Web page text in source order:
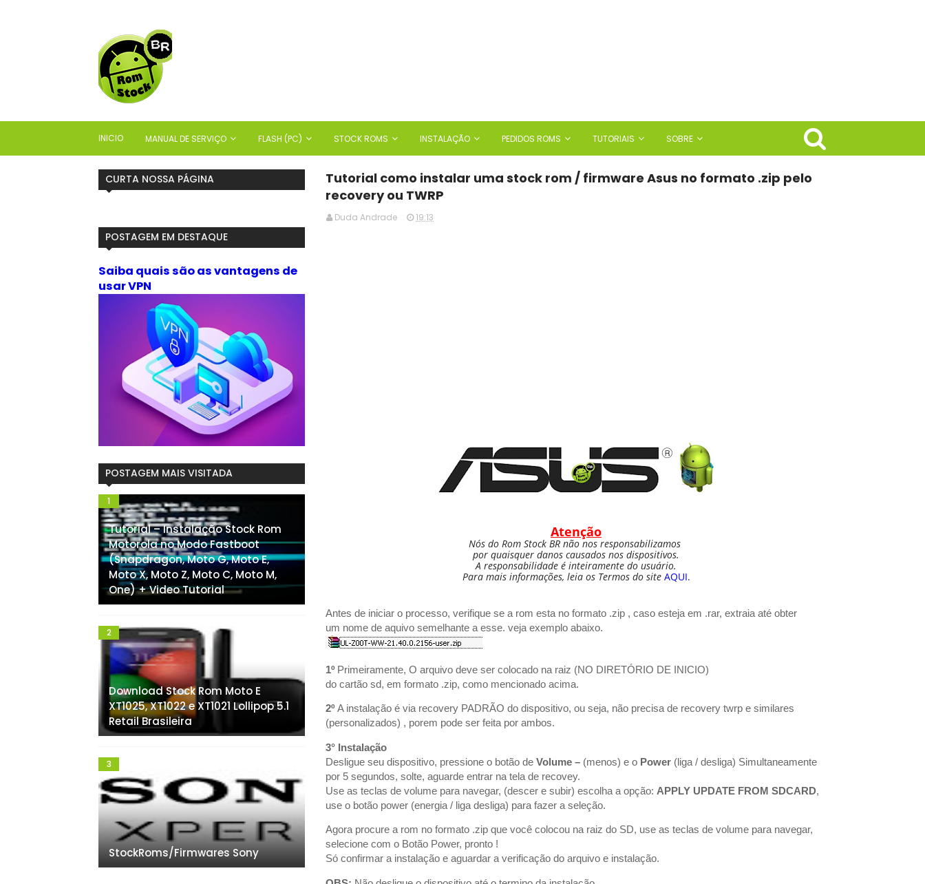
INICIO MANUAL DE SERVIÇO FLASH (PC) STOCK ROMS INSTALAÇÃO PEDIDOS ROMS TUTORIAIS SOBRE
Tutorial como instalar uma stock rom / firmware Asus no formato .zip pelo
recovery ou TWRP
Duda Andrade 19:13
Atenção
Nós do Rom Stock BR não nos responsabilizamos
por quaisquer danos causados nos dispositivos.
A responsabilidade é inteiramente do usuário.
Para mais informações, leia os Termos do site AQUI.
Antes de iniciar o processo, verifique se a rom esta no formato .zip , caso esteja em .rar, extraia até obter
um nome de aquivo semelhante a esse. veja exemplo abaixo.
1ºPrimeiramente, O arquivo deve ser colocado na raiz (NO DIRETÓRIO DE INICIO)
do cartão sd, em formato .zip, como mencionado acima.
2ºA instalação é via recovery PADRÃO do dispositivo, ou seja, não precisa de recovery twrp e similares
(personalizados) , porem pode ser feita por ambos.
3° Instalação
Desligue seu dispositivo, pressione o botão de Volume – (menos) e o Power (liga / desliga) Simultaneamente
por 5 segundos, solte, aguarde entrar na tela de recovey.
Use as teclas de volume para navegar, (descer e subir) escolha a opção: APPLY UPDATE FROM SDCARD,
use o botão power (energia / liga desliga) para fazer a seleção.
Agora procure a rom no formato .zip que você colocou na raiz do SD, use as teclas de volume para navegar,
selecione com o Botão Power, pronto !
Só confirmar a instalação e aguardar a verificação do arquivo e instalação.
CURTA NOSSA PÁGINA
POSTAGEM EM DESTAQUE
Saiba quais são as vantagens de
usar VPN
POSTAGEM MAIS VISITADA
Tutorial – Instalação Stock Rom
Motorola no Modo Fastboot
(Snapdragon, Moto G, Moto E,
Moto X, Moto Z, Moto C, Moto M,
One) + Video Tutorial
Download Stock Rom Moto E
XT1025, XT1022 e XT1021 Lollipop 5.1
Retail Brasileira
StockRoms/Firmwares Sony